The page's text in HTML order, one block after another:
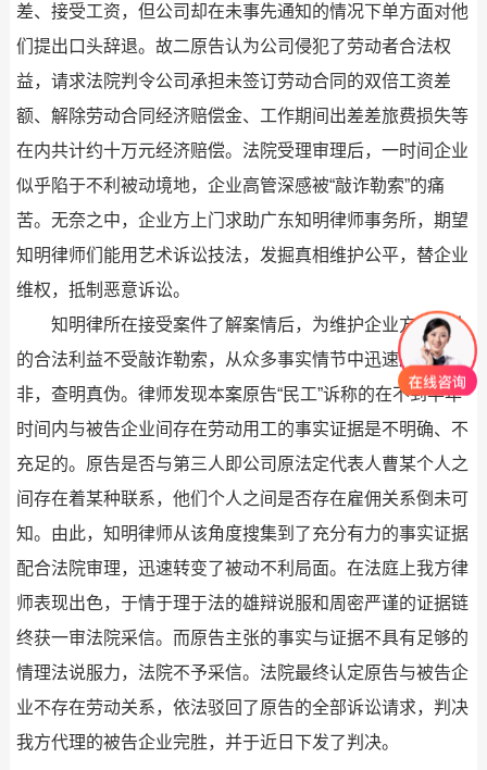
差、接受工资，但公司却在未事先通知的情况下单方面对他
们提出口头辞退。故二原告认为公司侵犯了劳动者合法权
益，请求法院判令公司承担未签订劳动合同的双倍工资差
额、解除劳动合同经济赔偿金、工作期间出差差旅费损失等
在内共计约十万元经济赔偿。法院受理审理后，一时间企业
似乎陷于不利被动境地，企业高管深感被“敲诈勒索”的痛
苦。无奈之中，企业方上门求助广东知明律师事务所，期望
知明律师们能用艺术诉讼技法，发掘真相维护公平，替企业
维权，抵制恶意诉讼。
知明律所在接受案件了解案情后，为维护企业方当事人
的合法利益不受敲诈勒索，从众多事实情节中迅速厘清是
非，查明真伪。律师发现本案原告“民工”诉称的在不到半年
时间内与被告企业间存在劳动用工的事实证据是不明确、不
充足的。原告是否与第三人即公司原法定代表人曹某个人之
间存在着某种联系，他们个人之间是否存在雇佣关系倒未可
知。由此，知明律师从该角度搜集到了充分有力的事实证据
配合法院审理，迅速转变了被动不利局面。在法庭上我方律
师表现出色，于情于理于法的雄辩说服和周密严谨的证据链
终获一审法院采信。而原告主张的事实与证据不具有足够的
情理法说服力，法院不予采信。法院最终认定原告与被告企
业不存在劳动关系，依法驳回了原告的全部诉讼请求，判决
我方代理的被告企业完胜，并于近日下发了判决。